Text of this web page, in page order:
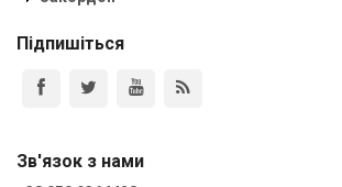
Підпишіться
Зв'язок з нами